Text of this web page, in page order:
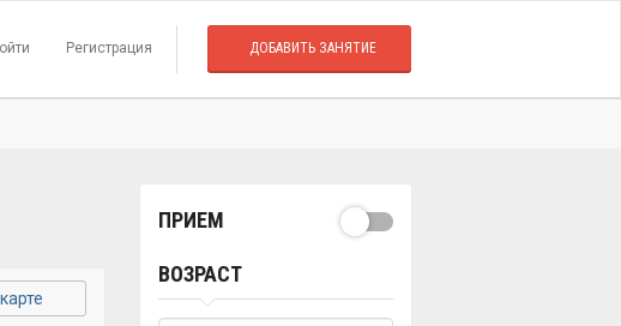
Регистрация ДОБАВИТЬ ЗАНЯТИЕ
ПРИЕМ
ВОЗРАСТ